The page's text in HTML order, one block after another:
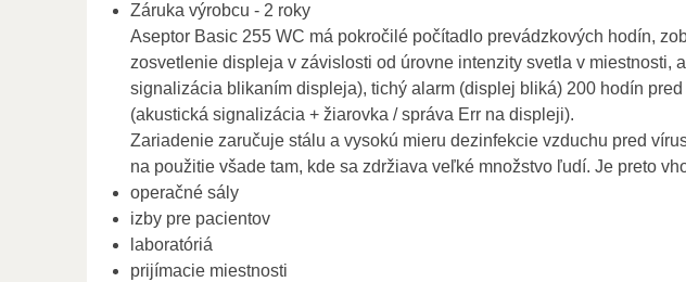
Záruka výrobcu - 2 roky
Aseptor Basic 255 WC má pokročilé počítadlo prevádzkových hodín,
zosvetlenie displeja v závislosti od úrovne intenzity svetla v
signalizácia blikaním displeja), tichý alarm (displej bliká) 200 hodín
(akustická signalizácia + žiarovka / správa Err na displeji).
Zariadenie zaručuje stálu a vysokú mieru dezinfekcie vzduchu pred
na použitie všade tam, kde sa zdržiava veľké množstvo ľudí. Je preto
operačné sály
izby pre pacientov
laboratóriá
prijímacie miestnosti